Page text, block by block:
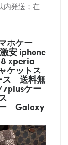
内発送；在
ホケー
安 iphone
8 xperia
ケットス
送料無
ケー
Galaxy